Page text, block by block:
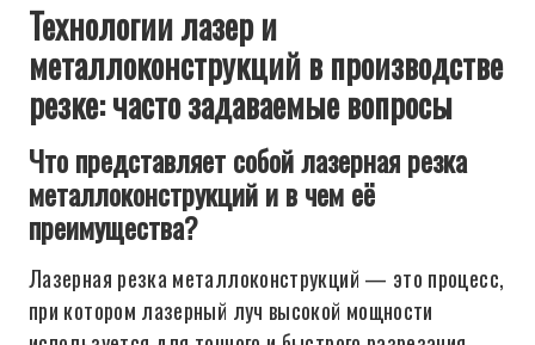
Технологии лазер и
металлоконструкций в производстве
резке: часто задаваемые вопросы
Что представляет собой лазерная резка
металлоконструкций и в чем её
преимущества?
Лазерная резка металлоконструкций — это процесс,
при котором лазерный луч высокой мощности